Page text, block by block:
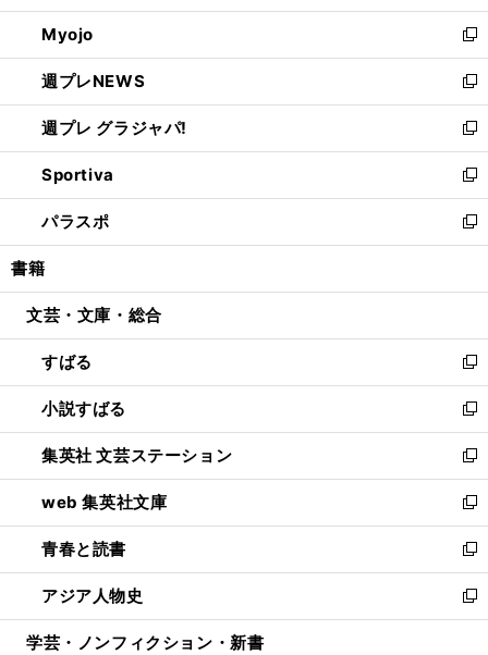
開
く
ウ
で
開
く
ン
ド
ウ
で
開
く
ウ
ィ
ン
ド
ウ
で
開
く
Myojo
新
し
い
ウ
ィ
ン
ド
ウ
で
開
週プレNEWS
新
し
い
ウ
ィ
ン
ド
ウ
開
週プレ グラジャパ!
新
し
い
ウ
ィ
ン
ウ
開
く
Sportiva
新
し
い
ウ
ン
ウ
で
開
く
パラスポ
新
し
ウ
ン
ド
ウ
で
開
く
書籍
文芸・文庫・総合
すばる
新
し
い
ウ
ィ
ン
ド
ウ
で
開
く
小説すばる
新
し
い
ウ
ィ
ン
ド
ウ
で
開
集英社 文芸ステーション
新
し
い
ウ
ィ
ン
ド
ウ
web 集英社文庫
新
し
い
ウ
ィ
ン
青春と読書
新
し
い
ウ
アジア人物史
新
し
学芸・ノンフィクション・新書